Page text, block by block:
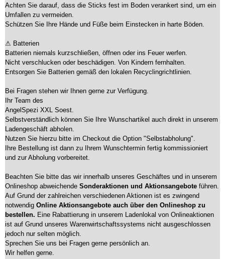
Achten Sie darauf, dass die Sticks fest im Boden verankert sind, um ein
Umfallen zu vermeiden.
Schützen Sie Ihre Hände und Füße beim Einstecken in harte Böden.
⚠ Batterien
Batterien niemals kurzschließen, öffnen oder ins Feuer werfen.
Nicht verschlucken oder beschädigen. Von Kindern fernhalten.
Entsorgen Sie Batterien gemäß den lokalen Recyclingrichtlinien.
Bei Fragen stehen wir Ihnen gerne zur Verfügung.
Ihr Team des
AngelSpezi XXL Soest.
Selbstverständlich können Sie Ihre Wunschartikel auch direkt in unserem
Ladengeschäft abholen.
Nutzen Sie hierzu bitte im Checkout die Option "Selbstabholung".
Ihre Bestellung ist dann zu Ihrem Wunschtermin fertig kommissioniert
und zur Abholung vorbereitet.
Beachten Sie bitte das wir innerhalb unseres Geschäftes und in unserem
Onlineshop abweichende Sonderaktionen und Aktionsangebote führen.
Auf Grund der zahlreichen verschiedenen Aktionen ist es zwingend
notwendig Online Aktionsangebote auch über den Onlineshop zu
bestellen. Eine Rabattierung in unserem Ladenlokal von Onlineaktionen
ist auf Grund unseres Warenwirtschaftssystems nicht ausgeschlossen
jedoch nur selten möglich.
Sprechen Sie uns bei Fragen gerne persönlich an.
Wir helfen gerne.